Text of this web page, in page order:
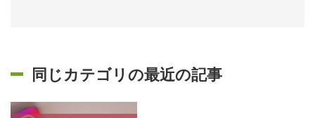
同じカテゴリの最近の記事